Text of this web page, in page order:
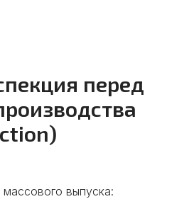
перед
выпуска: